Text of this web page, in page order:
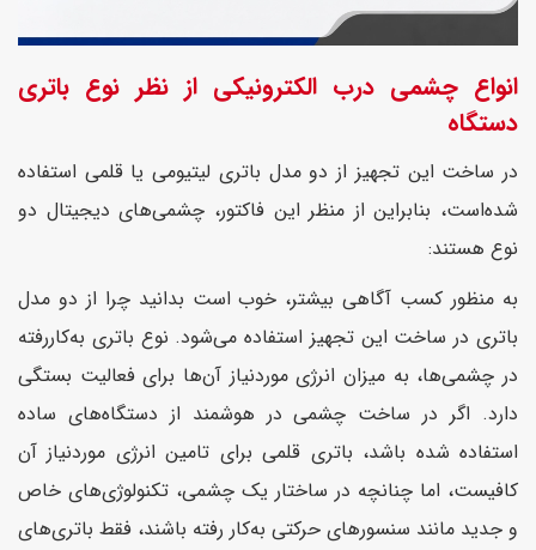
انواع چشمی درب الکترونیکی از نظر نوع باتری
دستگاه
در ساخت این تجهیز از دو مدل باتری لیتیومی یا قلمی استفاده
شده‌است، بنابراین از منظر این فاکتور، چشمی‌های دیجیتال دو
نوع هستند:
به منظور کسب آگاهی بیشتر، خوب است بدانید چرا از دو مدل
باتری در ساخت این تجهیز استفاده می‌شود. نوع باتری به‌کاررفته
در چشمی‌ها، به میزان انرژی موردنیاز آن‌ها برای فعالیت بستگی
دارد. اگر در ساخت چشمی در هوشمند از دستگاه‌های ساده
استفاده شده باشد، باتری قلمی برای تامین انرژی موردنیاز آن
کافیست، اما چنانچه در ساختار یک چشمی، تکنولوژی‌های خاص
و جدید مانند سنسورهای حرکتی به‌کار رفته باشند، فقط باتری‌های